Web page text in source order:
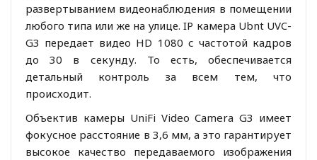
развертыванием видеонаблюдения в помещении
любого типа или же на улице. IP камера Ubnt UVC-
G3 передает видео HD 1080 с частотой кадров
до 30 в секунду. То есть, обеспечивается
детальный контроль за всем тем, что
происходит.
Объектив камеры UniFi Video Camera G3 имеет
фокусное расстояние в 3,6 мм, а это гарантирует
высокое качество передаваемого изображения